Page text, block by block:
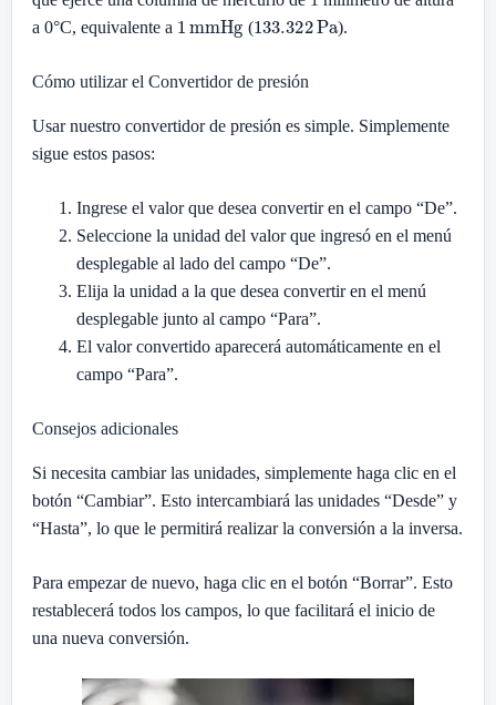
a 0°C, equivalente a 1 mmHg (133.322Pa ).
Cómo utilizar el Convertidor de presión
Usar nuestro convertidor de presión es simple. Simplemente
sigue estos pasos:
Ingrese el valor que desea convertir en el campo “De”.
Seleccione la unidad del valor que ingresó en el menú
desplegable al lado del campo “De”.
Elija la unidad a la que desea convertir en el menú
desplegable junto al campo “Para”.
El valor convertido aparecerá automáticamente en el
campo “Para”.
Consejos adicionales
Si necesita cambiar las unidades, simplemente haga clic en el
botón “Cambiar”. Esto intercambiará las unidades “Desde” y
“Hasta”, lo que le permitirá realizar la conversión a la inversa.
Para empezar de nuevo, haga clic en el botón “Borrar”. Esto
restablecerá todos los campos, lo que facilitará el inicio de
una nueva conversión.